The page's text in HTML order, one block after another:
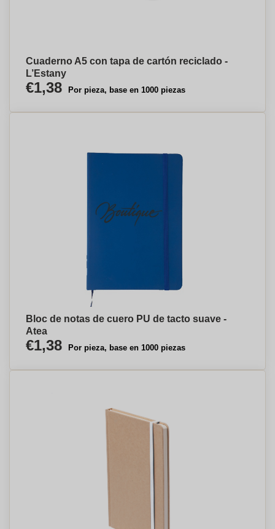
Cuaderno A5 con tapa de cartón reciclado -
L’Estany
€1,38 Por pieza, base en 1000 piezas
Bloc de notas de cuero PU de tacto suave -
Atea
€1,38 Por pieza, base en 1000 piezas